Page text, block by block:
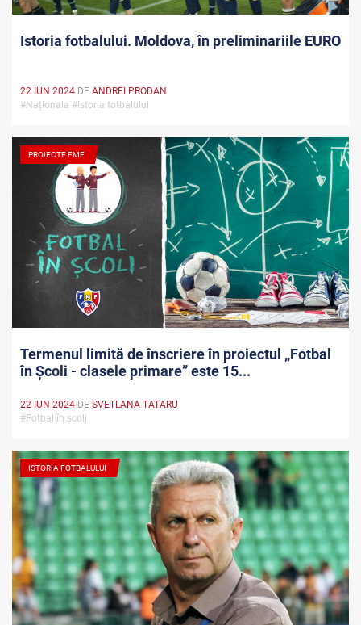
Istoria fotbalului. Moldova, în preliminariile EURO
22 IUN 2024 DE ANDREI PRODAN
#Naționala #Istoria fotbalului
PROIECTE FMF
Termenul limită de înscriere în proiectul „Fotbal
în Școli - clasele primare” este 15...
22 IUN 2024 DE SVETLANA TATARU
#Fotbal în școli
ISTORIA FOTBALULUI